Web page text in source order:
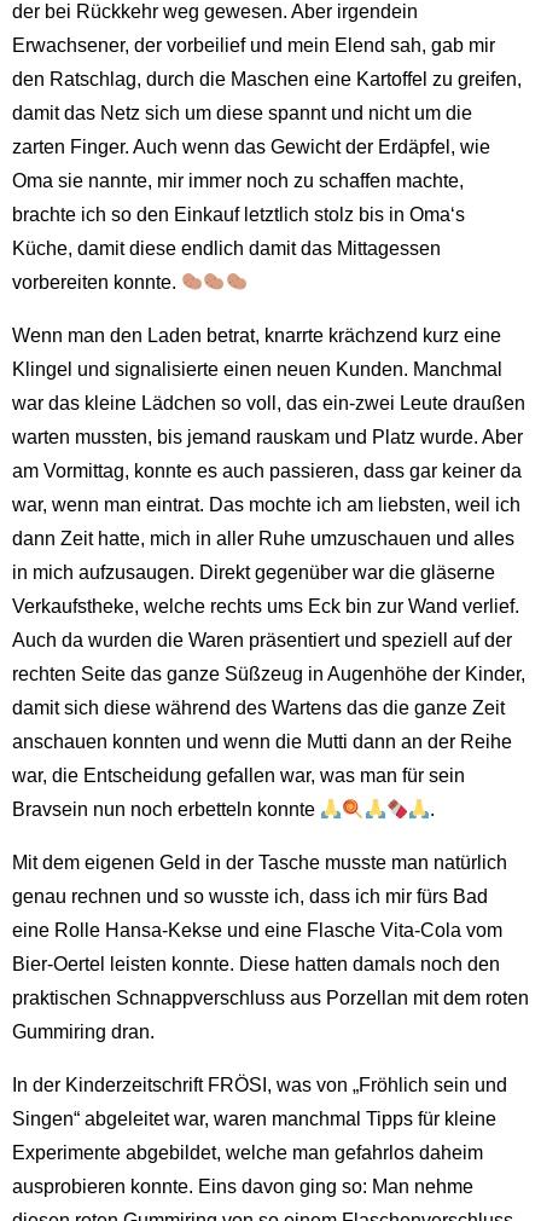
der bei Rückkehr weg gewesen. Aber irgendein
Erwachsener, der vorbeilief und mein Elend sah, gab mir
den Ratschlag, durch die Maschen eine Kartoffel zu greifen,
damit das Netz sich um diese spannt und nicht um die
zarten Finger. Auch wenn das Gewicht der Erdäpfel, wie
Oma sie nannte, mir immer noch zu schaffen machte,
brachte ich so den Einkauf letztlich stolz bis in Oma‘s
Küche, damit diese endlich damit das Mittagessen
vorbereiten konnte.
Wenn man den Laden betrat, knarrte krächzend kurz eine
Klingel und signalisierte einen neuen Kunden. Manchmal
war das kleine Lädchen so voll, das ein-zwei Leute draußen
warten mussten, bis jemand rauskam und Platz wurde. Aber
am Vormittag, konnte es auch passieren, dass gar keiner da
war, wenn man eintrat. Das mochte ich am liebsten, weil ich
dann Zeit hatte, mich in aller Ruhe umzuschauen und alles
in mich aufzusaugen. Direkt gegenüber war die gläserne
Verkaufstheke, welche rechts ums Eck bin zur Wand verlief.
Auch da wurden die Waren präsentiert und speziell auf der
rechten Seite das ganze Süßzeug in Augenhöhe der Kinder,
damit sich diese während des Wartens das die ganze Zeit
anschauen konnten und wenn die Mutti dann an der Reihe
war, die Entscheidung gefallen war, was man für sein
Bravsein nun noch erbetteln konnte
.
Mit dem eigenen Geld in der Tasche musste man natürlich
genau rechnen und so wusste ich, dass ich mir fürs Bad
eine Rolle Hansa-Kekse und eine Flasche Vita-Cola vom
Bier-Oertel leisten konnte. Diese hatten damals noch den
praktischen Schnappverschluss aus Porzellan mit dem roten
Gummiring dran.
In der Kinderzeitschrift FRÖSI, was von „Fröhlich sein und
Singen“ abgeleitet war, waren manchmal Tipps für kleine
Experimente abgebildet, welche man gefahrlos daheim
ausprobieren konnte. Eins davon ging so: Man nehme